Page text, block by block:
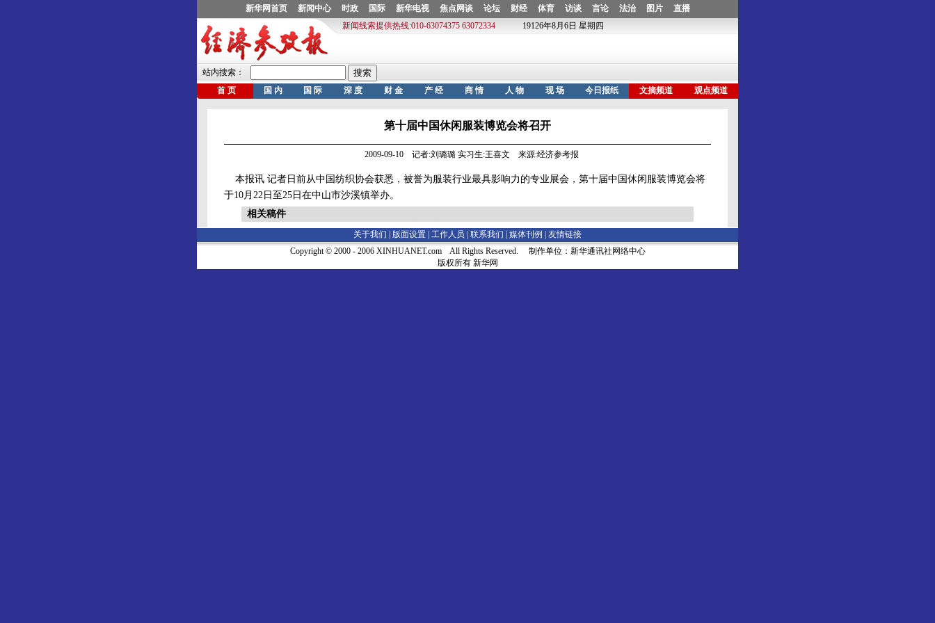
第十届中国休闲服装博览会将召开
2009-09-10 记者:刘璐璐 实习生:王喜文 来源:经济参考报
本报讯 记者日前从中国纺织协会获悉，被誉为服装行业最具影响力的专业展会，第十届中国休闲服装博览会将
于10月22日至25日在中山市沙溪镇举办。
相关稿件
关于我们 | 版面设置 工作人员 联系我们 媒体刊例
友情链接
Copyright © 2000 - 2006 XINHUANET.com All Rights Reserved. 制作单位：新华通讯社网络中心
版权所有 新华网